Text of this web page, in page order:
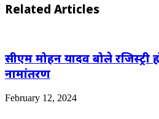
Related Articles
सीएम मोहन यादव बोले रजिस्ट्री
नामांतरण
February 12, 2024